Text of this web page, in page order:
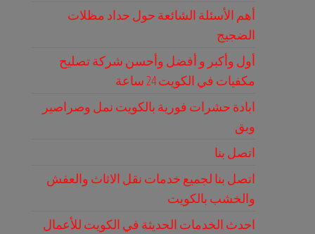
أهم الأسئلة الشائعة حول حداد مظلات
الضجيج
أول وأكبر و أفضل وأحسن شركة تصليح
مكفيات في الكويت 24 ساعة
ابادة حشرات فورية بالكويت نمل وصراصير
وبق
اتصل بنا
اتصل بنا لجميع خدمات نقل الاثاث والعفش
والخشب بالكويت
احدث الخدمات الحديثة في الكويت للأعمال